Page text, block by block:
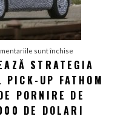
aproximativ
17.000
de
sunt închise
Ford
își
recalibrează
electrică:
STRATEGIA
UP FATHOM
PORNIRE DE
DE DOLARI